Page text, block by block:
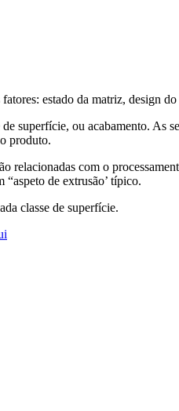
estado da matriz, design
superfície, ou acabamento. As
produto.
relacionadas com o
“aspeto de extrusão’ típico.
classe de superfície.